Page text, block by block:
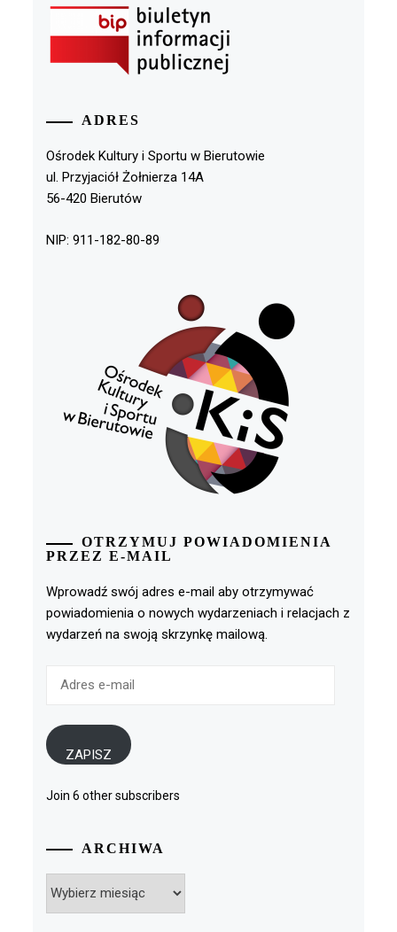
ADRES
Ośrodek Kultury i Sportu w Bierutowie
ul. Przyjaciół Żołnierza 14A
56-420 Bierutów
NIP: 911-182-80-89
OTRZYMUJ POWIADOMIENIA
PRZEZ E-MAIL
Wprowadź swój adres e-mail aby otrzymywać
powiadomienia o nowych wydarzeniach i relacjach z
wydarzeń na swoją skrzynkę mailową.
ZAPISZ
Join 6 other subscribers
ARCHIWA